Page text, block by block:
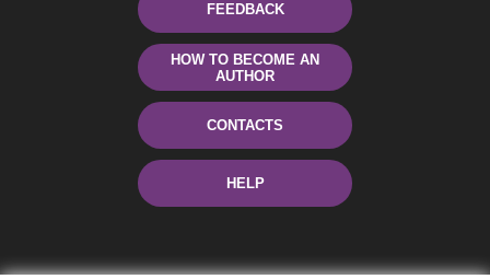
FEEDBACK
HOW TO BECOME AN
AUTHOR
CONTACTS
HELP